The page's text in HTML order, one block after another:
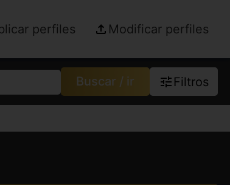
perfiles Modificar perfiles
Buscar / ir Filtros